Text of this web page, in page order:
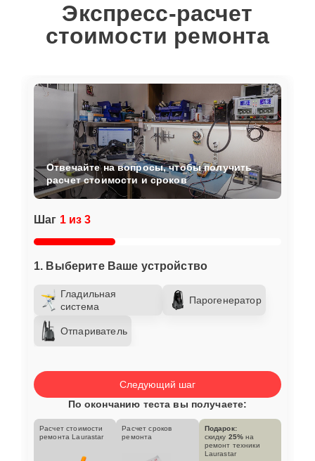
Экспресс-расчет
стоимости ремонта
Шаг 1 из 3
1. Выберите Ваше устройство
Гладильная
система
Парогенератор
Отпариватель
Отвечайте на вопросы, чтобы получить
расчет стоимости и сроков
Следующий шаг
По окончанию теста вы получаете:
Расчет стоимости
ремонта Laurastar
Расчет сроков
ремонта
Подарок:
скидку 25% на
ремонт техники
Laurastar